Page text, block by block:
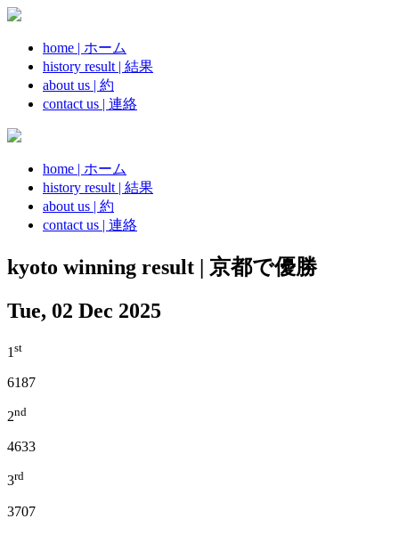
home | ホーム
history result | 結果
about us | 約
contact us | 連絡
home | ホーム
history result | 結果
about us | 約
contact us | 連絡
kyoto winning result | 京都で優勝
Tue, 02 Dec 2025
1 st
6187
2nd
4633
3rd
3707